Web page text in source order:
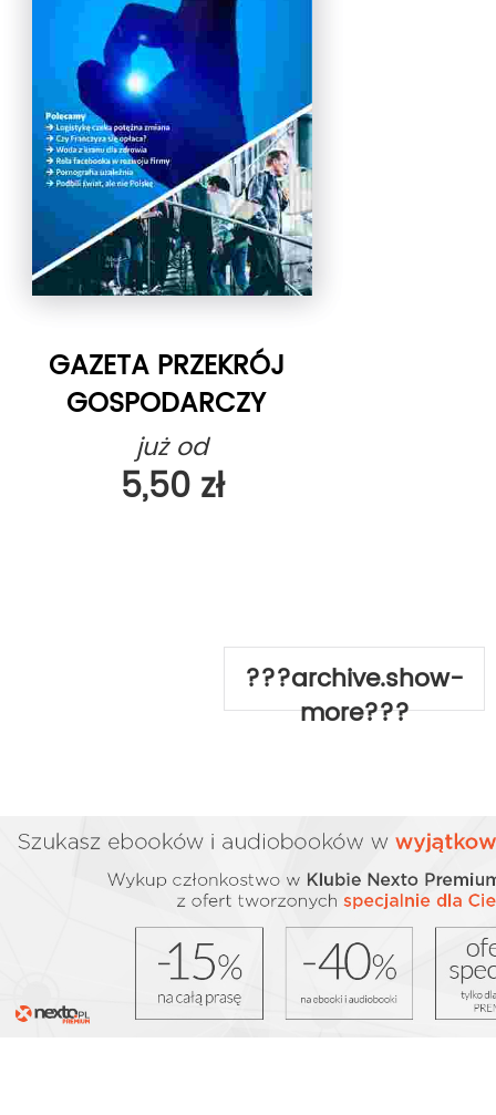
GAZETA PRZEKRÓJ
GOSPODARCZY
już od
5,50 zł
???archive.show-
more???